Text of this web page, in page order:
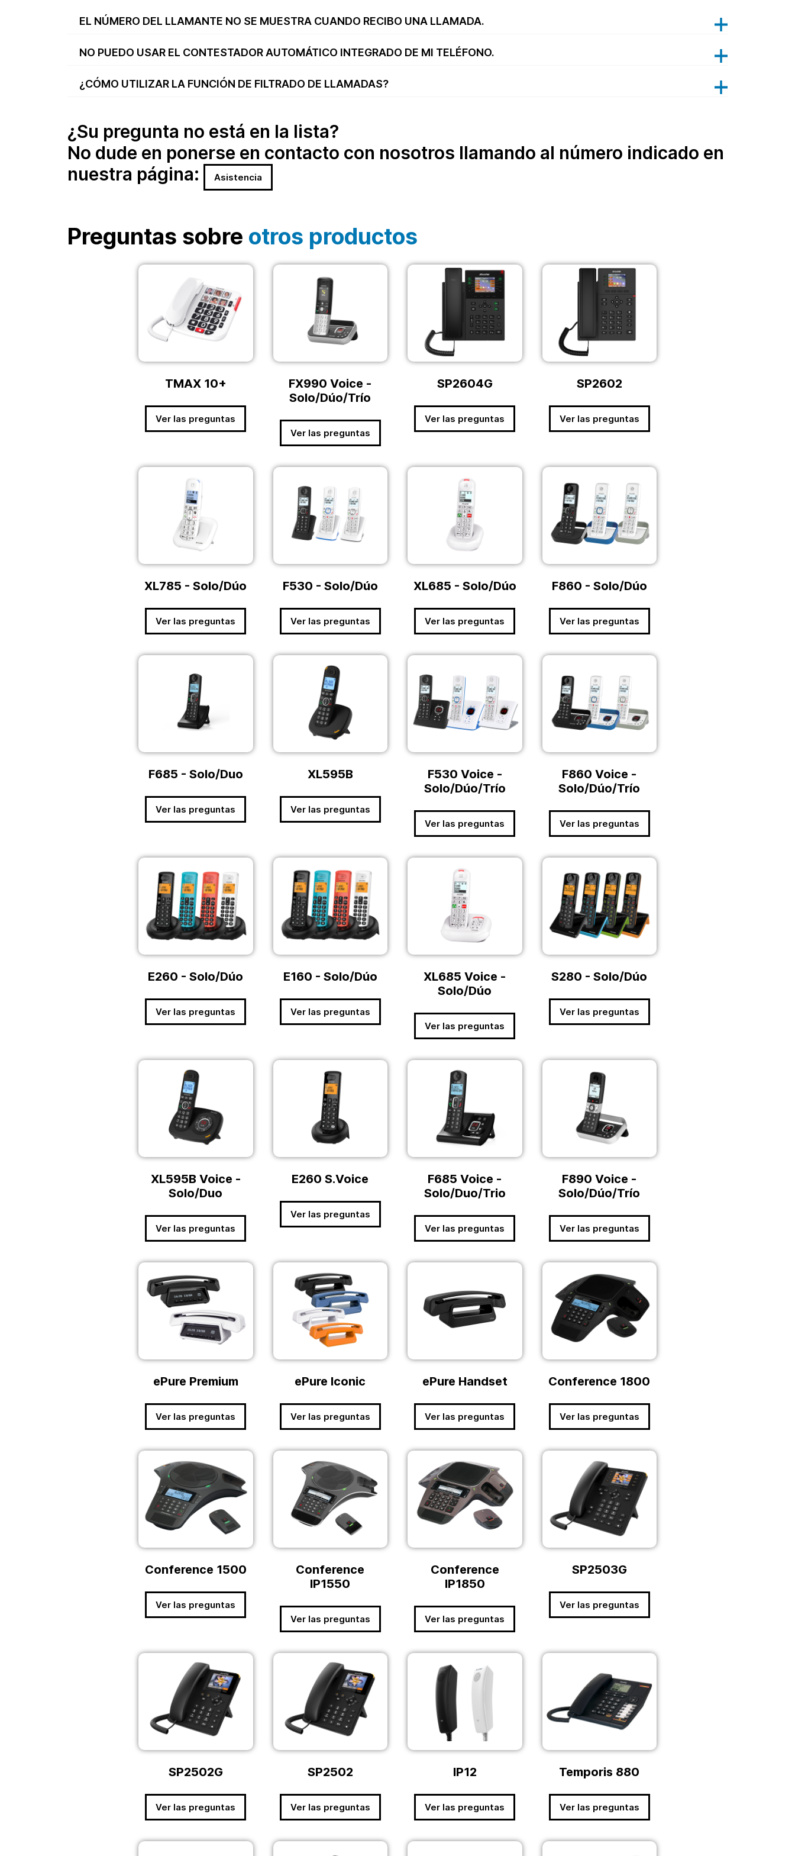
EL NÚMERO DEL LLAMANTE NO SE MUESTRA CUANDO RECIBO UNA LLAMADA.
NO PUEDO USAR EL CONTESTADOR AUTOMÁTICO INTEGRADO DE MI TELÉFONO.
¿CÓMO UTILIZAR LA FUNCIÓN DE FILTRADO DE LLAMADAS?
¿Su pregunta no está en la lista?
No dude en ponerse en contacto con nosotros llamando al número indicado en
nuestra página:
Asistencia
Preguntas sobre otros productos
TMAX 10+
Ver las preguntas
FX990 Voice -
Solo/Dúo/Trío
Ver las preguntas
SP2604G
Ver las preguntas
SP2602
Ver las preguntas
XL785 - Solo/Dúo
Ver las preguntas
F530 - Solo/Dúo
Ver las preguntas
XL685 - Solo/Dúo
Ver las preguntas
F860 - Solo/Dúo
Ver las preguntas
F685 - Solo/Duo
Ver las preguntas
XL595B
Ver las preguntas
F530 Voice -
Solo/Dúo/Trío
Ver las preguntas
F860 Voice -
Solo/Dúo/Trío
Ver las preguntas
E260 - Solo/Dúo
Ver las preguntas
E160 - Solo/Dúo
Ver las preguntas
XL685 Voice -
Solo/Dúo
Ver las preguntas
S280 - Solo/Dúo
Ver las preguntas
XL595B Voice -
Solo/Duo
Ver las preguntas
E260 S.Voice
Ver las preguntas
F685 Voice -
Solo/Duo/Trio
Ver las preguntas
F890 Voice -
Solo/Dúo/Trío
Ver las preguntas
ePure Premium
Ver las preguntas
ePure Iconic
Ver las preguntas
ePure Handset
Ver las preguntas
Conference 1800
Ver las preguntas
Conference 1500
Ver las preguntas
Conference
IP1550
Ver las preguntas
Conference
IP1850
Ver las preguntas
SP2503G
Ver las preguntas
SP2502G
Ver las preguntas
SP2502
Ver las preguntas
IP12
Ver las preguntas
Temporis 880
Ver las preguntas